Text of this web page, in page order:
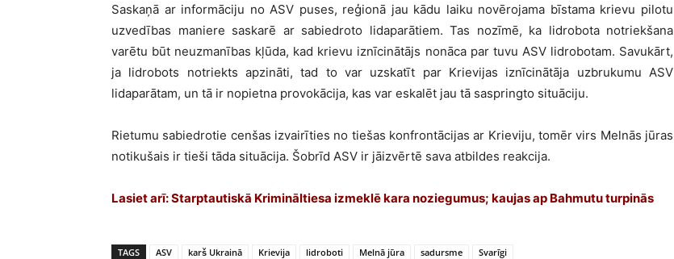
Saskaņā ar informāciju no ASV puses, reģionā jau kādu laiku novērojama bīstama krievu pilotu
uzvedības maniere saskarē ar sabiedroto lidaparātiem. Tas nozīmē, ka lidrobota notriekšana
varētu būt neuzmanības kļūda, kad krievu iznīcinātājs nonāca par tuvu ASV lidrobotam. Savukārt,
ja lidrobots notriekts apzināti, tad to var uzskatīt par Krievijas iznīcinātāja uzbrukumu ASV
lidaparātam, un tā ir nopietna provokācija, kas var eskalēt jau tā saspringto situāciju.
Rietumu sabiedrotie cenšas izvairīties no tiešas konfrontācijas ar Krieviju, tomēr virs Melnās jūras
notikušais ir tieši tāda situācija. Šobrīd ASV ir jāizvērtē sava atbildes reakcija.
Lasiet arī: Starptautiskā Krimināltiesa izmeklē kara noziegumus; kaujas ap Bahmutu turpinās
TAGS ASV karš Ukrainā Krievija lidroboti Melnā jūra sadursme Svarīgi